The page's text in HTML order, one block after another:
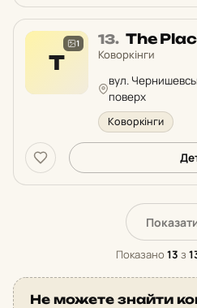
T
1 13. Місце
13
The
Коворкінги
вул.
поверх
Коворкінги
Показано 13 з
Не можете знайти